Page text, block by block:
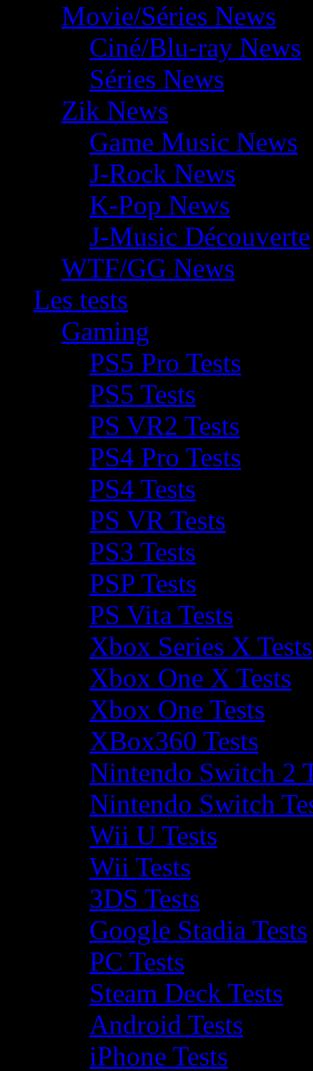
Movie/Séries News
Ciné/Blu-ray News
Séries News
Zik News
Game Music News
J-Rock News
K-Pop News
J-Music Découverte
WTF/GG News
Les tests
Gaming
PS5 Pro Tests
PS5 Tests
PS VR2 Tests
PS4 Pro Tests
PS4 Tests
PS VR Tests
PS3 Tests
PSP Tests
PS Vita Tests
Xbox Series X Tests
Xbox One X Tests
Xbox One Tests
XBox360 Tests
Nintendo Switch 2
Nintendo Switch
Wii U Tests
Wii Tests
3DS Tests
Google Stadia Tests
PC Tests
Steam Deck Tests
Android Tests
iPhone Tests